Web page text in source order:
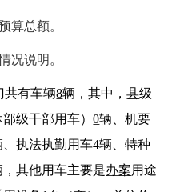
算总额。
况说明。
共有车辆8辆，其中，县级
级干部用车）0辆、机要
、执法执勤用车4辆、特种
，其他用车主要是办案用途